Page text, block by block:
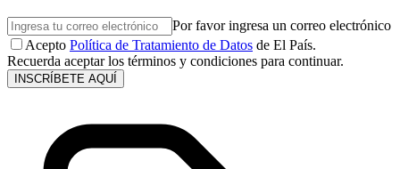
Por favor ingresa un correo electrónico
Acepto Política de Tratamiento de Datos de El País.
Recuerda aceptar los términos y condiciones para continuar.
INSCRÍBETE AQUÍ